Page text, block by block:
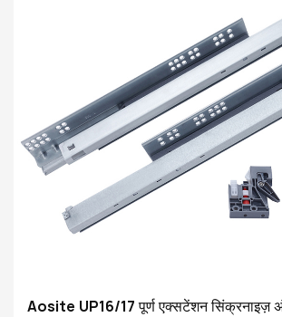
Aosite UP16/17 पूर्ण एक्सटेंशन सिंक्रनाइज़